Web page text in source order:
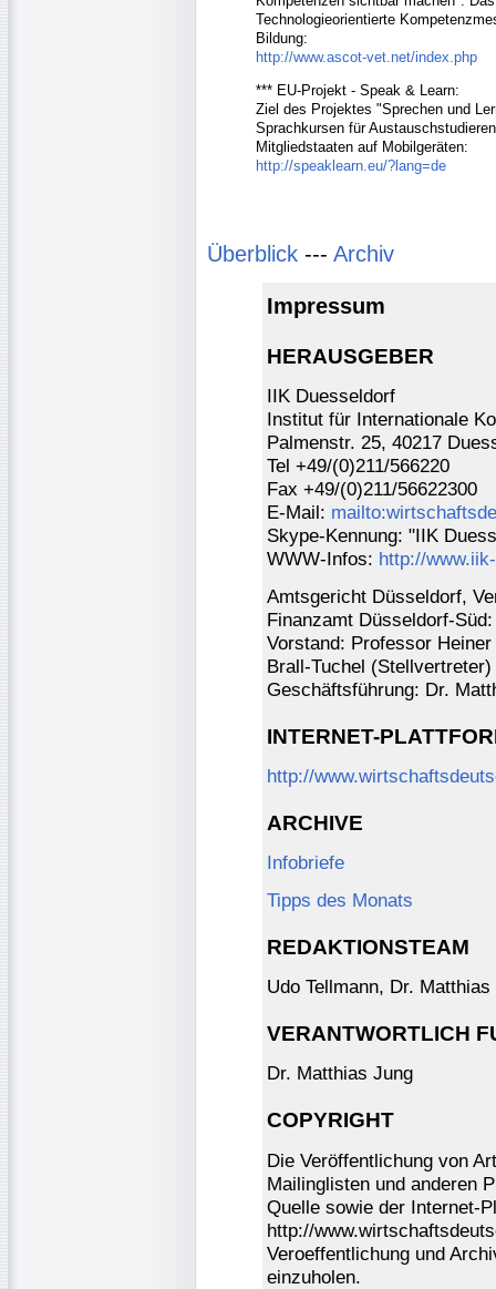
Technologieorientierte
Bildung:
http://www.ascot-vet.net/index.php
*** EU-Projekt - Speak & Learn:
Ziel des Projektes "Sprechen und
Sprachkursen für
Mitgliedstaaten auf Mobilgeräten:
http://speaklearn.eu/?lang=de
Überblick --- Archiv
Impressum
HERAUSGEBER
IIK Duesseldorf
Institut für Internationale
Palmenstr. 25, 40217
Tel +49/(0)211/566220
Fax +49/(0)211/56622300
E-Mail:
Skype-Kennung: "IIK
WWW-Infos: http://
Amtsgericht Düsseldorf,
Finanzamt Düsseldorf-
Vorstand: Professor
Brall-Tuchel (Stellvertreter)
Geschäftsführung: Dr.
INTERNET-
http://
ARCHIVE
Infobriefe
Tipps des Monats
REDAKTIONSTEAM
Udo Tellmann, Dr.
VERANTWORTLICH
Dr. Matthias Jung
COPYRIGHT
Die Veröffentlichung von
Mailinglisten und anderen
Quelle sowie der Internet-
http://
Veroeffentlichung und
einzuholen.